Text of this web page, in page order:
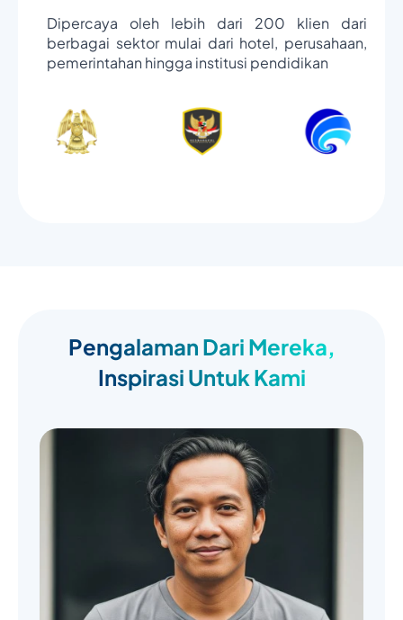
Dipercaya oleh lebih dari 200 klien dari
berbagai sektor mulai dari hotel, perusahaan,
pemerintahan hingga institusi pendidikan
Pengalaman Dari Mereka,
Inspirasi Untuk Kami